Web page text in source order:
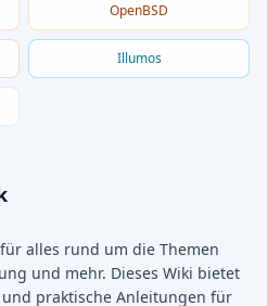
OpenBSD
Illumos
alles rund um die Themen
und mehr. Dieses Wiki bietet
praktische Anleitungen für